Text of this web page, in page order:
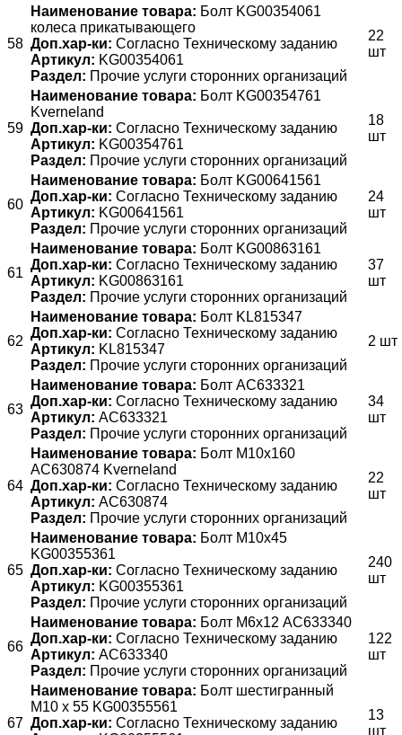
58
Наименование товара: Болт KG00354061
колеса прикатывающего
Доп.хар-ки: Согласно Техническому заданию
Артикул: KG00354061
Раздел: Прочие услуги сторонних организаций
22
шт
59
Наименование товара: Болт KG00354761
Kverneland
Доп.хар-ки: Согласно Техническому заданию
Артикул: KG00354761
Раздел: Прочие услуги сторонних организаций
18
шт
60
Наименование товара: Болт KG00641561
Доп.хар-ки: Согласно Техническому заданию
Артикул: KG00641561
Раздел: Прочие услуги сторонних организаций
24
шт
61
Наименование товара: Болт KG00863161
Доп.хар-ки: Согласно Техническому заданию
Артикул: KG00863161
Раздел: Прочие услуги сторонних организаций
37
шт
62
Наименование товара: Болт KL815347
Доп.хар-ки: Согласно Техническому заданию
Артикул: KL815347
Раздел: Прочие услуги сторонних организаций
2 шт
63
Наименование товара: Болт АС633321
Доп.хар-ки: Согласно Техническому заданию
Артикул: АС633321
Раздел: Прочие услуги сторонних организаций
34
шт
64
Наименование товара: Болт М10х160
АС630874 Kverneland
Доп.хар-ки: Согласно Техническому заданию
Артикул: АС630874
Раздел: Прочие услуги сторонних организаций
22
шт
65
Наименование товара: Болт М10х45
KG00355361
Доп.хар-ки: Согласно Техническому заданию
Артикул: KG00355361
Раздел: Прочие услуги сторонних организаций
240
шт
66
Наименование товара: Болт М6х12 АС633340
Доп.хар-ки: Согласно Техническому заданию
Артикул: АС633340
Раздел: Прочие услуги сторонних организаций
122
шт
67
Наименование товара: Болт шестигранный
M10 x 55 KG00355561
Доп.хар-ки: Согласно Техническому заданию
13
шт